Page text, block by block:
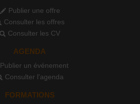
Publier une offre
Consulter les offres
Consulter les CV
AGENDA
Publier un événement
Consulter l'agenda
FORMATIONS